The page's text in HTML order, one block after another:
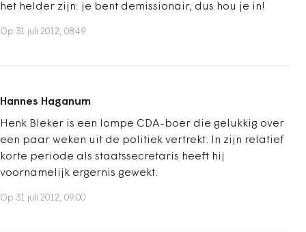
het helder zijn: je bent demissionair, dus hou je in!
Op 31 juli 2012, 08:49
Hannes Haganum
Henk Bleker is een lompe CDA-boer die gelukkig over
een paar weken uit de politiek vertrekt. In zijn relatief
korte periode als staatssecretaris heeft hij
voornamelijk ergernis gewekt.
Op 31 juli 2012, 09:00